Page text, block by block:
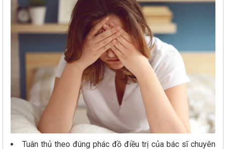
Tuân thủ theo đúng phác đồ điều trị của bác sĩ chuyên